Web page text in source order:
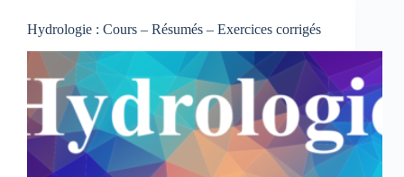
–
TP
–
TD
corrigés
Hydrologie : Cours – Résumés – Exercices corrigés